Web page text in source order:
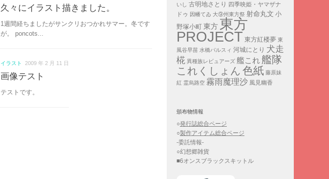
久々にイラスト描きました。
1週間経ちましたがサンクリおつかれサマー。冬です
が。 poncots...
イラスト 2009 年 2 月 11 日
画像テスト
テストです。
いし 古明地さとり 四季映姫・ヤマザナ
ドゥ 因幡てゐ 大⑨州東方祭 射命丸文 小
野塚小町 東方 東方
PROJECT 東方紅楼夢 東
風谷早苗 水橋パルスィ 河城にとり 犬走
椛 異種族レビュアーズ 艦これ艦隊
これくしょん 色紙 藤原妹
紅 霊烏路空 霧雨魔理沙 風見幽香
頒布物情報
○発行誌総合ページ
○製作アイテム総合ページ
-委託情報-
○幻想郷雑貨
■6オンスブラックスキットル